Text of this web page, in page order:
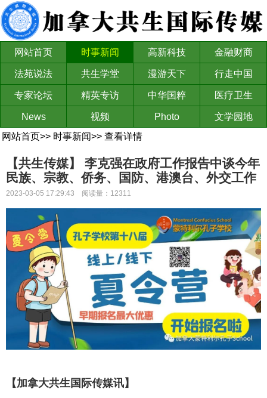
网站首页 时事新闻 高新科技 金融财商
法苑说法 共生学堂 漫游天下 行走中国
专家论坛 精英专访 中华国粹 医疗卫生
News 视频 Photo
文学园地
网站首页>> 时事新闻>> 查看详情
【共生传媒】 ​​​​​​​李克强在政府工作报告中谈今年
民族、宗教、侨务、国防、港澳台、外交工作
2023-03-05 17:29:43 阅读量：12311
【加拿大共生国际传媒讯】